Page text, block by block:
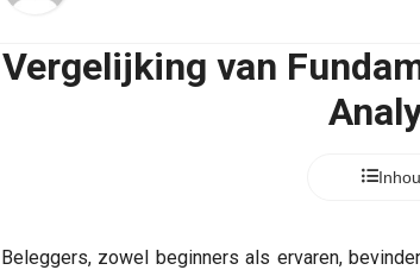
Vergelijking van
Beleggers, zowel beginners als ervaren,